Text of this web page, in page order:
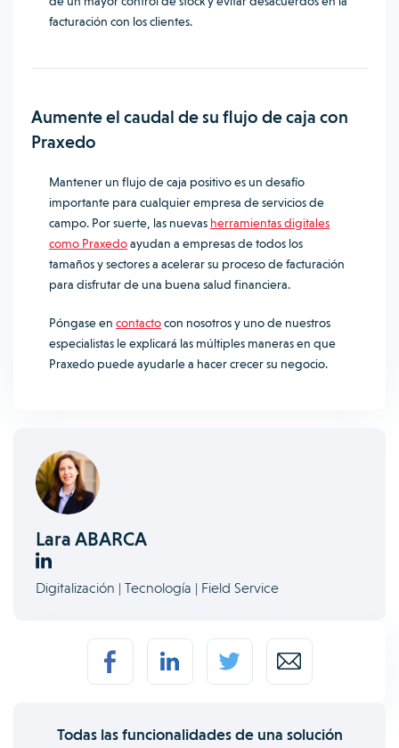
facturación con los clientes.
Aumente el caudal de su flujo de caja con
Praxedo
Mantener un flujo de caja positivo es un desafío
importante para cualquier empresa de servicios de
campo. Por suerte, las nuevas herramientas digitales
como Praxedoayudan a empresas de todos los
tamaños y sectores a acelerar su proceso de facturación
para disfrutar de una buena salud financiera.
Póngase en contactocon nosotros y uno de nuestros
especialistas le explicará las múltiples maneras en que
Praxedo puede ayudarle a hacer crecer su negocio.
Lara ABARCA
Digitalización | Tecnología | Field Service
Todas las funcionalidades de una solución